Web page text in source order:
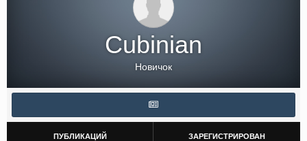
Cubinian
Новичок
ПУБЛИКАЦИЙ ЗАРЕГИСТРИРОВАН